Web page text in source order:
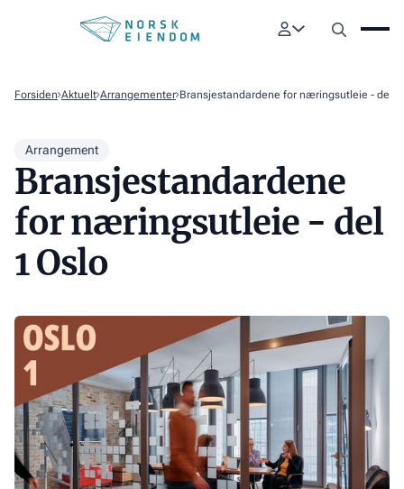
Forsiden Aktuelt Arrangementer Bransjestandardene for næringsutleie - del 1
Arrangement
Bransjestandardene
for næringsutleie - del
1 Oslo